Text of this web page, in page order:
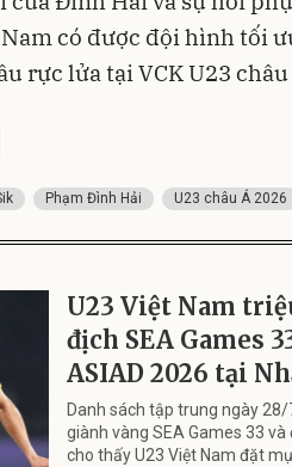
có được đội hình tối
rực lửa tại VCK U23 châu
Phạm Đình Hải U23 châu Á 2026
U23 Việt Nam
địch SEA Games
ASIAD 2026 tại
Danh sách tập trung ngày
giành vàng SEA Games 33
cho thấy U23 Việt Nam đặt